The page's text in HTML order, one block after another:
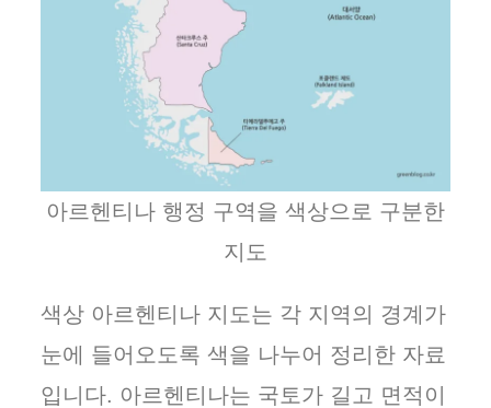
아르헨티나 행정 구역을 색상으로 구분한
지도
색상 아르헨티나 지도는 각 지역의 경계가
눈에 들어오도록 색을 나누어 정리한 자료
입니다. 아르헨티나는 국토가 길고 면적이